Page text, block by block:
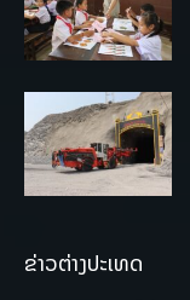
ຂ່າວຕ່າງປະເທດ